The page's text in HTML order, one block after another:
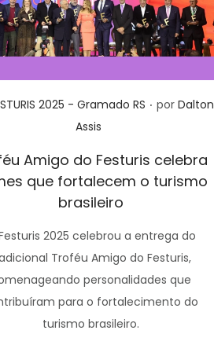
in 2025 - Gramado RS . por Dalton
Assis
Amigo do Festuris celebra
que fortalecem o turismo
brasileiro
2025 celebrou a entrega do
Troféu Amigo do Festuris,
personalidades que
para o fortalecimento do
turismo brasileiro.